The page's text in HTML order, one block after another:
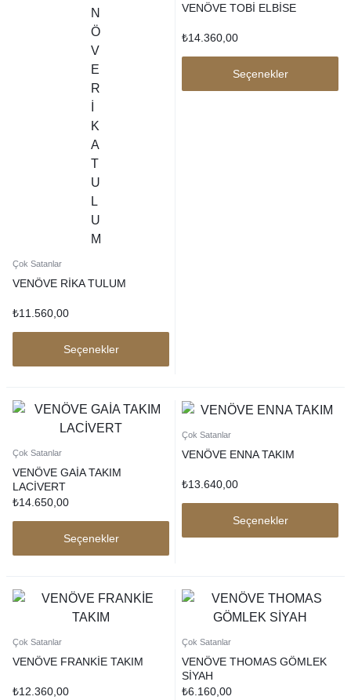
Çok Satanlar
VENÖVE RİKA TULUM
₺11.560,00
Seçenekler
VENÖVE TOBİ ELBİSE
₺14.360,00
Seçenekler
Çok Satanlar
VENÖVE GAİA TAKIM
LACİVERT
₺14.650,00
Seçenekler
Çok Satanlar
VENÖVE ENNA TAKIM
₺13.640,00
Seçenekler
Çok Satanlar
VENÖVE FRANKİE TAKIM
₺12.360,00
Çok Satanlar
VENÖVE THOMAS GÖMLEK
SİYAH
₺6.160,00